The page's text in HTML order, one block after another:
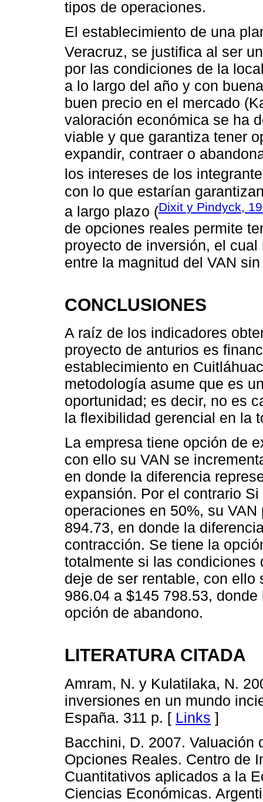
tipos de operaciones.
El establecimiento de una
Veracruz, se justifica al ser
por las condiciones de la
a lo largo del año y con
buen precio en el mercado
valoración económica se ha
viable y que garantiza tener
expandir, contraer o
los intereses de los
con lo que estarían
a largo plazo (Dixit y Pindyck,
de opciones reales permite
proyecto de inversión, el
entre la magnitud del VAN
CONCLUSIONES
A raíz de los indicadores
proyecto de anturios es
establecimiento en
metodología asume que es
oportunidad; es decir, no es
la flexibilidad gerencial en la
La empresa tiene opción de
con ello su VAN se
en donde la diferencia
expansión. Por el contrario
operaciones en 50%, su
894.73, en donde la
contracción. Se tiene la
totalmente si las condiciones
deje de ser rentable, con ello
986.04 a $145 798.53,
opción de abandono.
LITERATURA CITADA
Amram, N. y Kulatilaka, N.
inversiones en un mundo
España. 311 p. [ Links ]
Bacchini, D. 2007. Valuación
Opciones Reales. Centro de
Cuantitativos aplicados a la
Ciencias Económicas.